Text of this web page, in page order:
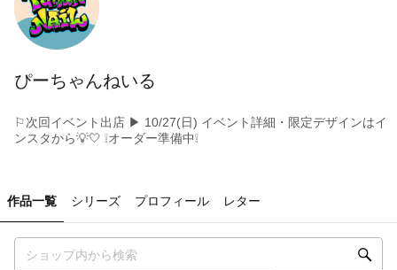
ぴーちゃんねいる
⚐次回イベント出店 ▶︎ 10/27(日) イベント詳細・限定デザインはイ
ンスタから💡🤍 ❕オーダー準備中❕
作品一覧 シリーズ プロフィール レター